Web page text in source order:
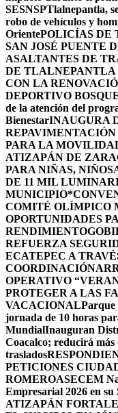
SESNSPTlalnepantla,
robo de vehículos y
OrientePOLICÍAS DE
SAN JOSÉ PUENTE
ASALTANTES DE
DE TLALNEPANTLA
CON LA
DEPORTIVO
de la atención del
BienestarINAUGURA
PARA LA
ATIZAPÁN DE
PARA NIÑAS, NIÑOS
DE 11 MIL
MUNICIPIO*
COMITÉ OLÍMPICO
OPORTUNIDADES
RENDIMIENTO
REFUERZA
ECATEPEC A
COORDINACIÓN
OPERATIVO
PROTEGER A LAS
VACACIONALParque
jornada de 10 horas
MundialInauguran
Coacalco; reducirá más
traslados
PETICIONES
ROMEROASECEM
Empresarial 2026 en su
ATIZAPÁN